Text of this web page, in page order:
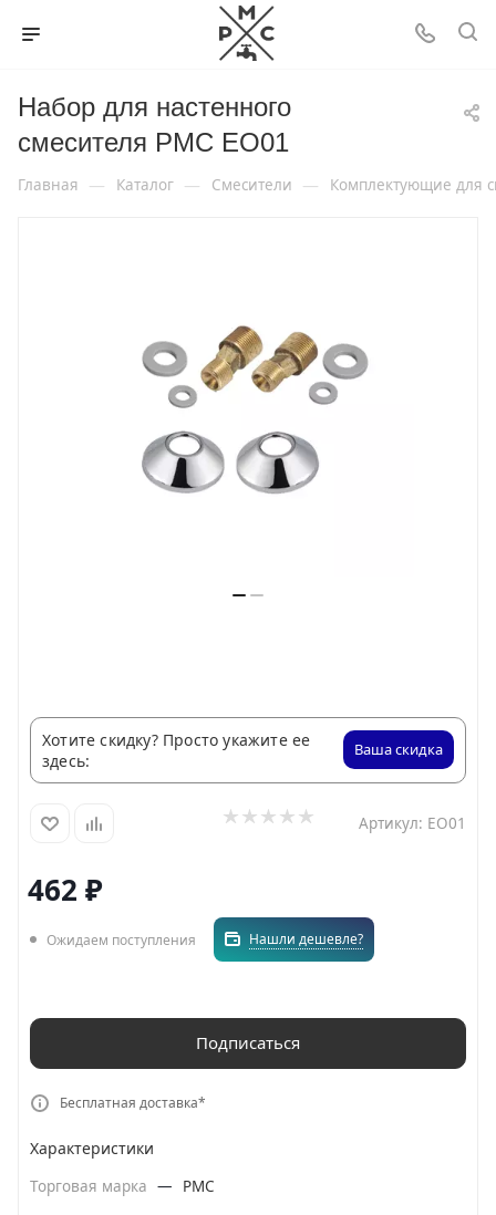
Набор для настенного
смесителя РМС EO01
Главная — Каталог — Смесители — Комплектующие для
Хотите скидку? Просто укажите ее
здесь:
Ваша скидка
Артикул: EO01
462 ₽
Ожидаем поступления Нашли дешевле?
Подписаться
Бесплатная доставка*
Характеристики
Торговая марка — РМС